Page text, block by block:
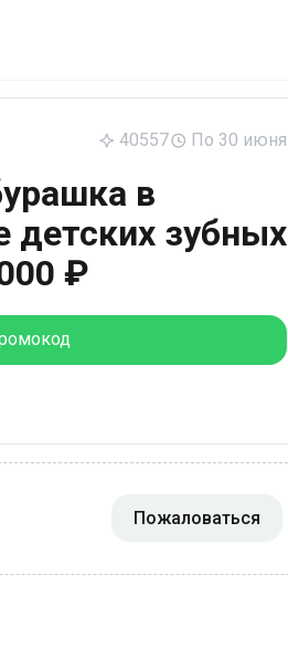
40557 По 30 июня
в
детских зубных
₽
Пожаловаться